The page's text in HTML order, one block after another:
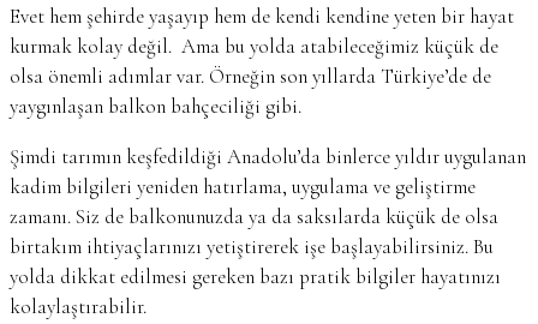
Evet hem şehirde yaşayıp hem de kendi kendine yeten bir hayat
kurmak kolay değil. Ama bu yolda atabileceğimiz küçük de
olsa önemli adımlar var. Örneğin son yıllarda Türkiye’de de
yaygınlaşan balkon bahçeciliği gibi.
Şimdi tarımın keşfedildiği Anadolu’da binlerce yıldır uygulanan
kadim bilgileri yeniden hatırlama, uygulama ve geliştirme
zamanı. Siz de balkonunuzda ya da saksılarda küçük de olsa
birtakım ihtiyaçlarınızı yetiştirerek işe başlayabilirsiniz. Bu
yolda dikkat edilmesi gereken bazı pratik bilgiler hayatınızı
kolaylaştırabilir.